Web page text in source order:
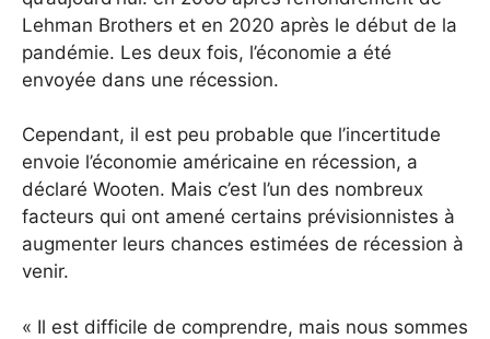
Lehman Brothers et en 2020 après le début de la
pandémie. Les deux fois, l’économie a été
envoyée dans une récession.
Cependant, il est peu probable que l’incertitude
envoie l’économie américaine en récession, a
déclaré Wooten. Mais c’est l’un des nombreux
facteurs qui ont amené certains prévisionnistes à
augmenter leurs chances estimées de récession à
venir.
« Il est difficile de comprendre, mais nous sommes